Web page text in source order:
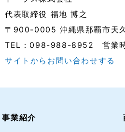
代表取締役 福地 博之
〒900-0005 沖縄県那覇市
TEL：098-988-8952 営業
サイトからお問い合わせする
事業紹介